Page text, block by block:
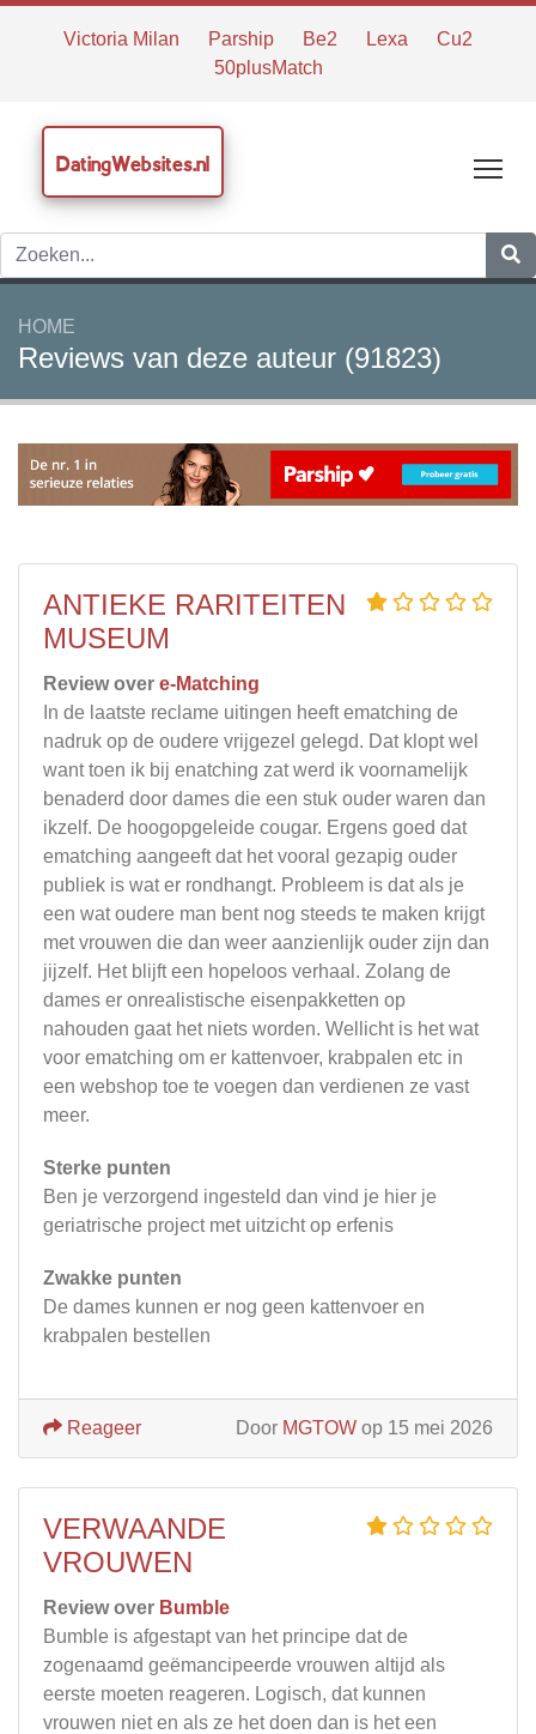
Victoria Milan Parship Be2 Lexa
Cu2
50plusMatch
DatingWebsites.nl
HOME
Reviews van deze auteur (91823)
ANTIEKE RARITEITEN
MUSEUM
Review over e-Matching
In de laatste reclame uitingen heeft ematching de
nadruk op de oudere vrijgezel gelegd. Dat klopt wel
want toen ik bij enatching zat werd ik voornamelijk
benaderd door dames die een stuk ouder waren dan
ikzelf. De hoogopgeleide cougar. Ergens goed dat
ematching aangeeft dat het vooral gezapig ouder
publiek is wat er rondhangt. Probleem is dat als je
een wat oudere man bent nog steeds te maken krijgt
met vrouwen die dan weer aanzienlijk ouder zijn dan
jijzelf. Het blijft een hopeloos verhaal. Zolang de
dames er onrealistische eisenpakketten op
nahouden gaat het niets worden. Wellicht is het wat
voor ematching om er kattenvoer, krabpalen etc in
een webshop toe te voegen dan verdienen ze vast
meer.
Sterke punten
Ben je verzorgend ingesteld dan vind je hier je
geriatrische project met uitzicht op erfenis
Zwakke punten
De dames kunnen er nog geen kattenvoer en
krabpalen bestellen
Door MGTOW op 15 mei 2026
Reageer
VERWAANDE
VROUWEN
Review over Bumble
Bumble is afgestapt van het principe dat de
zogenaamd geëmancipeerde vrouwen altijd als
eerste moeten reageren. Logisch, dat kunnen
vrouwen niet en als ze het doen dan is het een